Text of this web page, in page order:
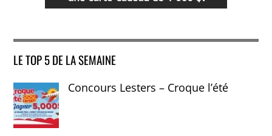
LE TOP 5 DE LA SEMAINE
Concours Lesters – Croque l’été